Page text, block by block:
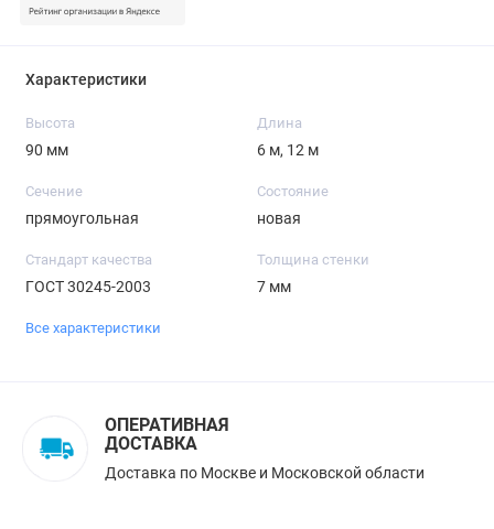
Характеристики
Высота
90 мм
Длина
6 м, 12 м
Сечение
прямоугольная
Состояние
новая
Стандарт качества
ГОСТ 30245-2003
Толщина стенки
7 мм
Все характеристики
ОПЕРАТИВНАЯ
ДОСТАВКА
Доставка по Москве и Московской области